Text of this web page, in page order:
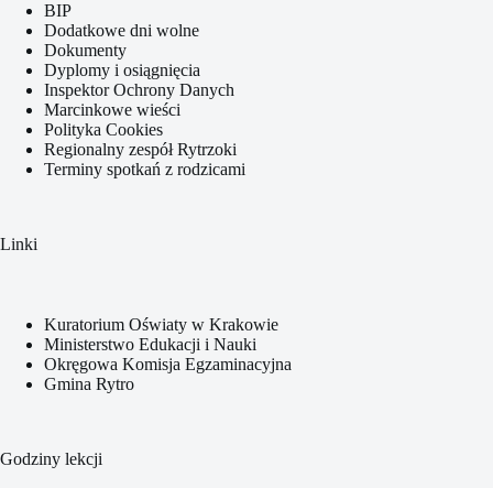
BIP
Dodatkowe dni wolne
Dokumenty
Dyplomy i osiągnięcia
Inspektor Ochrony Danych
Marcinkowe wieści
Polityka Cookies
Regionalny zespół Rytrzoki
Terminy spotkań z rodzicami
Linki
Kuratorium Oświaty w Krakowie
Ministerstwo Edukacji i Nauki
Okręgowa Komisja Egzaminacyjna
Gmina Rytro
Godziny lekcji